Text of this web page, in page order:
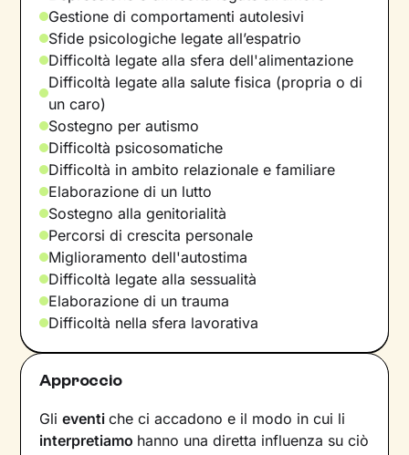
Gestione di comportamenti autolesivi
Sfide psicologiche legate all’espatrio
Difficoltà legate alla sfera dell'alimentazione
Difficoltà legate alla salute fisica (propria o di
un caro)
Sostegno per autismo
Difficoltà psicosomatiche
Difficoltà in ambito relazionale e familiare
Elaborazione di un lutto
Sostegno alla genitorialità
Percorsi di crescita personale
Miglioramento dell'autostima
Difficoltà legate alla sessualità
Elaborazione di un trauma
Difficoltà nella sfera lavorativa
Approccio
Glieventiche ci accadono e il modo in cui li
interpretiamo hanno una diretta influenza su ciò